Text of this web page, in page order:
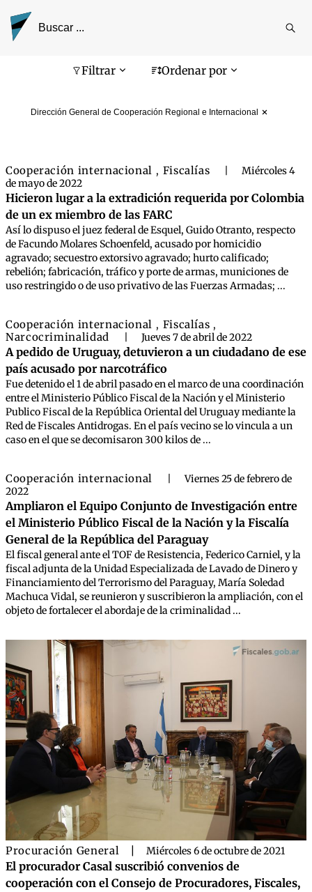
Filtrar Ordenar por
Dirección General de Cooperación Regional e Internacional
Pantalla de búsqueda
Cooperación internacional , Fiscalías
Miércoles 4
de mayo de 2022
Hicieron lugar a la extradición requerida por Colombia
de un ex miembro de las FARC
Así lo dispuso el juez federal de Esquel, Guido Otranto, respecto
de Facundo Molares Schoenfeld, acusado por homicidio
agravado; secuestro extorsivo agravado; hurto calificado;
rebelión; fabricación, tráfico y porte de armas, municiones de
uso restringido o de uso privativo de las Fuerzas Armadas; ...
Cooperación internacional , Fiscalías ,
Narcocriminalidad Jueves 7 de abril de 2022
A pedido de Uruguay, detuvieron a un ciudadano de ese
país acusado por narcotráfico
Fue detenido el 1 de abril pasado en el marco de una coordinación
entre el Ministerio Público Fiscal de la Nación y el Ministerio
Publico Fiscal de la República Oriental del Uruguay mediante la
Red de Fiscales Antidrogas. En el país vecino se lo vincula a un
caso en el que se decomisaron 300 kilos de ...
Cooperación internacional
Viernes 25 de febrero de
2022
Ampliaron el Equipo Conjunto de Investigación entre
el Ministerio Público Fiscal de la Nación y la Fiscalía
General de la República del Paraguay
El fiscal general ante el TOF de Resistencia, Federico Carniel, y la
fiscal adjunta de la Unidad Especializada de Lavado de Dinero y
Financiamiento del Terrorismo del Paraguay, María Soledad
Machuca Vidal, se reunieron y suscribieron la ampliación, con el
objeto de fortalecer el abordaje de la criminalidad ...
Procuración General Miércoles 6 de octubre de 2021
El procurador Casal suscribió convenios de
cooperación con el Consejo de Procuradores, Fiscales,